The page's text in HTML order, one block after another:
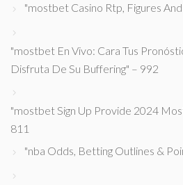
"mostbet Casino Rtp, Figures
"mostbet En Vivo: Cara Tus
Disfruta De Su Buffering" – 992
"mostbet Sign Up Provide 2024
811
"nba Odds, Betting Outlines &